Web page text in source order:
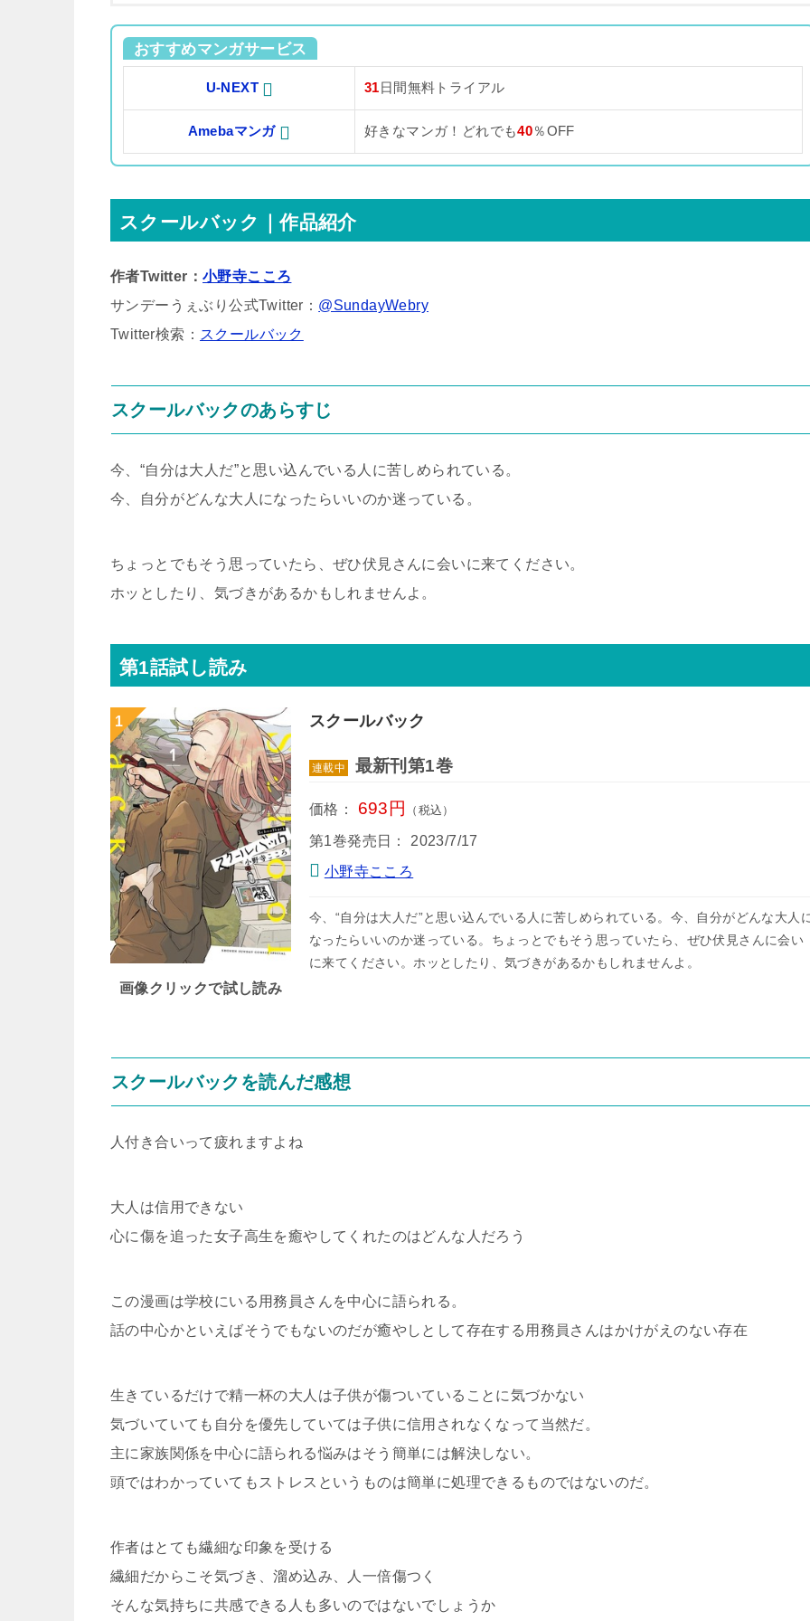
おすすめマンガサービス
U-NEXT 31 日間無料トライアル
Amebaマンガ 好きなマンガ！どれでも40％OFF
スクールバック｜作品紹介
作者Twitter：小野寺こころ
サンデーうぇぶり公式Twitter： @SundayWebry
Twitter検索： スクールバック
スクールバックのあらすじ
今、“自分は大人だ”と思い込んでいる人に苦しめられている。
今、自分がどんな大人になったらいいのか迷っている。
ちょっとでもそう思っていたら、ぜひ伏見さんに会いに来てください。
ホッとしたり、気づきがあるかもしれませんよ。
第1話試し読み
画像クリックで試し読み
スクールバック
連載中 最新刊第1巻
価格： 693円 （税込）
第1巻発売日：
2023/7/17
小野寺こころ
今、“自分は大人だ”と思い込んでいる人に苦しめられている。今、自分がどんな大人
なったらいいのか迷っている。ちょっとでもそう思っていたら、ぜひ伏見さんに会い
に来てください。ホッとしたり、気づきがあるかもしれませんよ。
スクールバックを読んだ感想
人付き合いって疲れますよね
大人は信用できない
心に傷を追った女子高生を癒やしてくれたのはどんな人だろう
この漫画は学校にいる用務員さんを中心に語られる。
話の中心かといえばそうでもないのだが癒やしとして存在する用務員さんはかけがえのない存在
生きているだけで精一杯の大人は子供が傷ついていることに気づかない
気づいていても自分を優先していては子供に信用されなくなって当然だ。
主に家族関係を中心に語られる悩みはそう簡単には解決しない。
頭ではわかっていてもストレスというものは簡単に処理できるものではないのだ。
作者はとても繊細な印象を受ける
繊細だからこそ気づき、溜め込み、人一倍傷つく
そんな気持ちに共感できる人も多いのではないでしょうか